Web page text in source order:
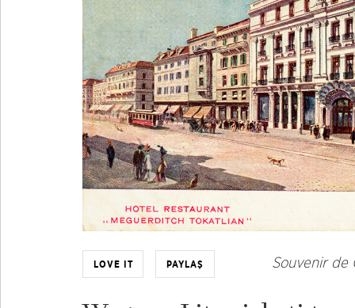
LOVE IT PAYLAŞ Souvenir de